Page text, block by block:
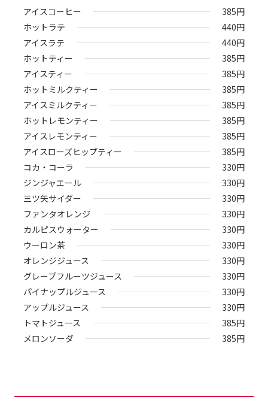
アイスコーヒー
385円
ホットラテ
440円
アイスラテ
440円
ホットティー
385円
アイスティー
385円
ホットミルクティー
385円
アイスミルクティー
385円
ホットレモンティー
385円
アイスレモンティー
385円
アイスローズヒップティー
385円
コカ・コーラ
330円
ジンジャエール
330円
三ツ矢サイダー
330円
ファンタオレンジ
330円
カルピスウォーター
330円
ウーロン茶
330円
オレンジジュース
330円
グレープフルーツジュース
330円
パイナップルジュース
330円
アップルジュース
330円
トマトジュース
385円
メロンソーダ
385円